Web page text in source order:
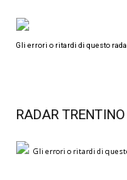
Gli errori o ritardi di questo
RADAR TRENTINO
Gli errori o ritardi di